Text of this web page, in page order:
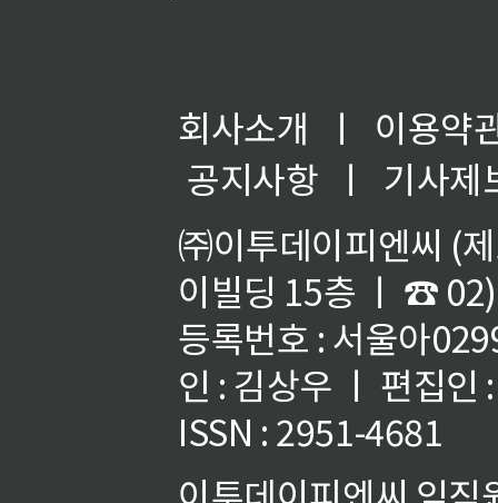
회사소개 ㅣ
이용약
공지사항
ㅣ
기사제
㈜이투데이피엔씨 (
이빌딩 15층 ㅣ ☎
등록번호 : 서울아
인 : 김상우 ㅣ 편집인
ISSN : 2951-4681